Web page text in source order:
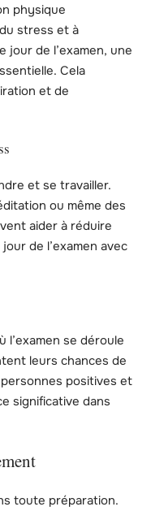
physique
stress et à
jour de l’examen, une
Cela
et de
et se travailler.
ou même des
aider à réduire
de l’examen avec
l’examen se déroule
leurs chances de
positives et
significative dans
toute préparation.